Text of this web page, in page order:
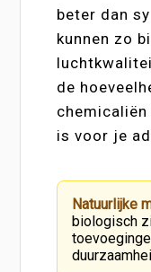
beter dan
kunnen zo
de
is voor je
Natuurlijke
biologisch